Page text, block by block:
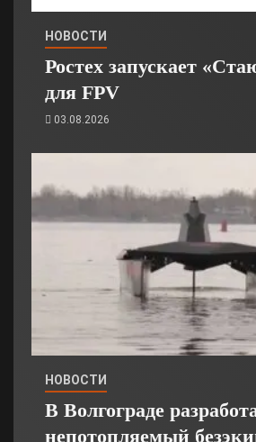
НОВОСТИ
Ростех запускает
для FPV
03.08.2026
НОВОСТИ
В Волгограде
непотопляемый